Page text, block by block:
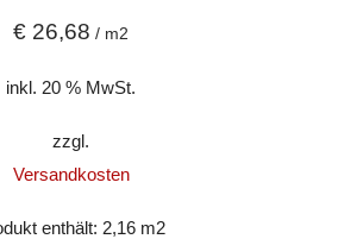
€ 26,68 / m2
inkl. 20 % MwSt.
zzgl.
Versandkosten
enthält: 2,16 m2